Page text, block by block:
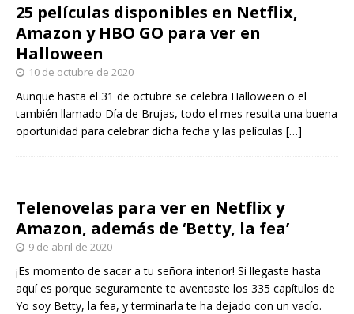
25 películas disponibles en Netflix,
Amazon y HBO GO para ver en
Halloween
10 de octubre de 2020
Aunque hasta el 31 de octubre se celebra Halloween o el
también llamado Día de Brujas, todo el mes resulta una buena
oportunidad para celebrar dicha fecha y las películas […]
Telenovelas para ver en Netflix y
Amazon, además de ‘Betty, la fea’
9 de abril de 2020
¡Es momento de sacar a tu señora interior! Si llegaste hasta
aquí es porque seguramente te aventaste los 335 capítulos de
Yo soy Betty, la fea, y terminarla te ha dejado con un vacío.